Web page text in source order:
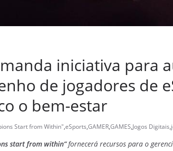
iniciativa para
de jogadores de
o bem-estar
Start from Within",eSports,GAMER,GAMES,Jogos Digitais,
start from within”fornecerá recursos para o